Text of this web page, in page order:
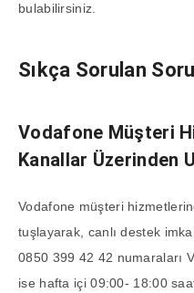
bulabilirsiniz.
Sıkça Sorulan
Vodafone Müşteri
Kanallar Üzerinden
Vodafone müşteri
tuşlayarak, canlı destek
0850 399 42 42 numaraları
ise hafta içi 09:00- 18:00